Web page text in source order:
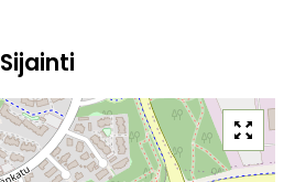
Sijainti